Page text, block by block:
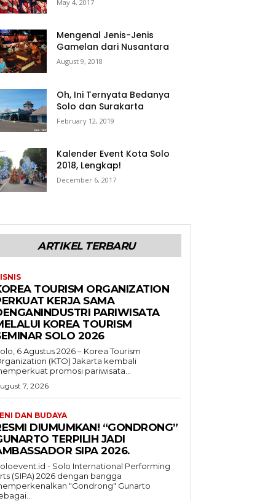
May 4, 2017
Mengenal Jenis-Jenis
Gamelan dari Nusantara
August 9, 2018
Oh, Ini Ternyata Bedanya
Solo dan Surakarta
February 12, 2019
Kalender Event Kota Solo
2018, Lengkap!
December 6, 2017
ARTIKEL TERBARU
TOURISM ORGANIZATION
KERJA SAMA
PARIWISATA
KOREA TOURISM
SOLO 2026
6 Agustus 2026 – Korea Tourism
(KTO) Jakarta kembali
promosi pariwisata...
7, 2026
DAN BUDAYA
DIUMUMKAN! “GONDRONG”
TERPILIH JADI
SIPA 2026.
- Solo International Performing
(SIPA) 2026 dengan bangga
"Gondrong" Gunarto